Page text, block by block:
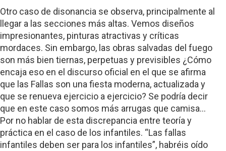
Otro caso de disonancia se observa, principalmente al
llegar a las secciones más altas. Vemos diseños
impresionantes, pinturas atractivas y críticas
mordaces. Sin embargo, las obras salvadas del fuego
son más bien tiernas, perpetuas y previsibles ¿Cómo
encaja eso en el discurso oficial en el que se afirma
que las Fallas son una fiesta moderna, actualizada y
que se renueva ejercicio a ejercicio? Se podría decir
que en este caso somos más arrugas que camisa…
Por no hablar de esta discrepancia entre teoría y
práctica en el caso de los infantiles. “Las fallas
infantiles deben ser para los infantiles”, habréis oído